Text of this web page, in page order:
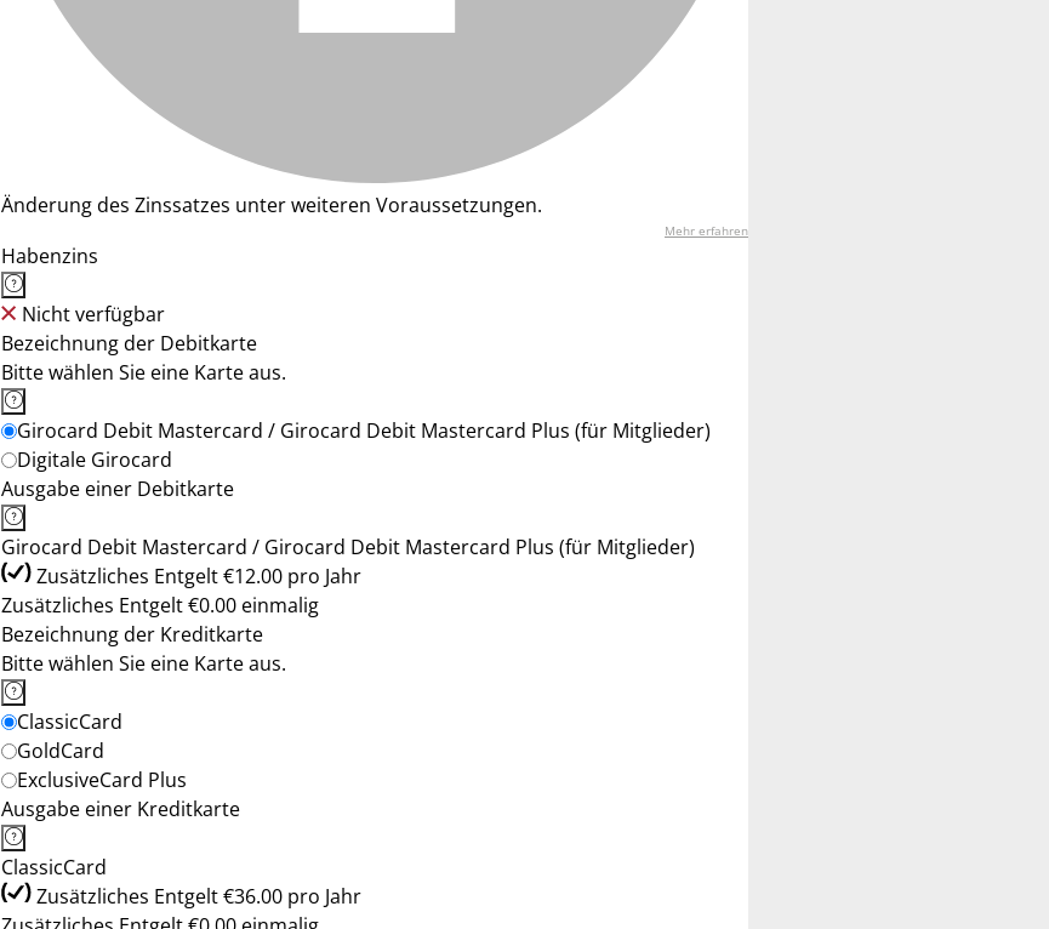
Änderung des Zinssatzes unter weiteren Voraussetzungen.
Mehr erfahren
Habenzins
Nicht verfügbar
Bezeichnung der Debitkarte
Bitte wählen Sie eine Karte aus.
Girocard Debit Mastercard / Girocard Debit Mastercard Plus (für Mitglieder)
Digitale Girocard
Ausgabe einer Debitkarte
Girocard Debit Mastercard / Girocard Debit Mastercard Plus (für Mitglieder)
Zusätzliches Entgelt €12.00 pro Jahr
Zusätzliches Entgelt €0.00 einmalig
Bezeichnung der Kreditkarte
Bitte wählen Sie eine Karte aus.
ClassicCard
GoldCard
ExclusiveCard Plus
Ausgabe einer Kreditkarte
ClassicCard
Zusätzliches Entgelt €36.00 pro Jahr